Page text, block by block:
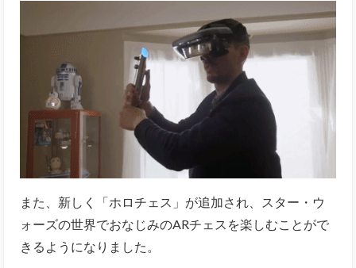
また、新しく「ホロチェス」が追加され、スター・ウ
ォーズの世界でおなじみのARチェスを楽しむことがで
きるようになりました。